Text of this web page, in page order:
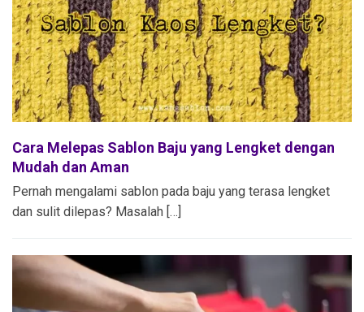
Cara Melepas Sablon Baju yang Lengket dengan
Mudah dan Aman
Pernah mengalami sablon pada baju yang terasa lengket
dan sulit dilepas? Masalah […]